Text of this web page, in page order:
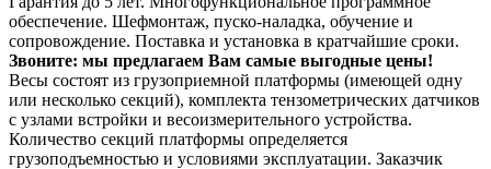
обеспечение. Шефмонтаж, пуско-наладка, обучение и
сопровождение. Поставка и установка в кратчайшие сроки.
Звоните: мы предлагаем Вам самые выгодные цены!
Весы состоят из грузоприемной платформы (имеющей одну
или несколько секций), комплекта тензометрических датчиков
с узлами встройки и весоизмерительного устройства.
Количество секций платформы определяется
грузоподъемностью и условиями эксплуатации. Заказчик